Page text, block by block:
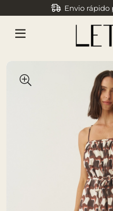
Envio rápido
Parcele em